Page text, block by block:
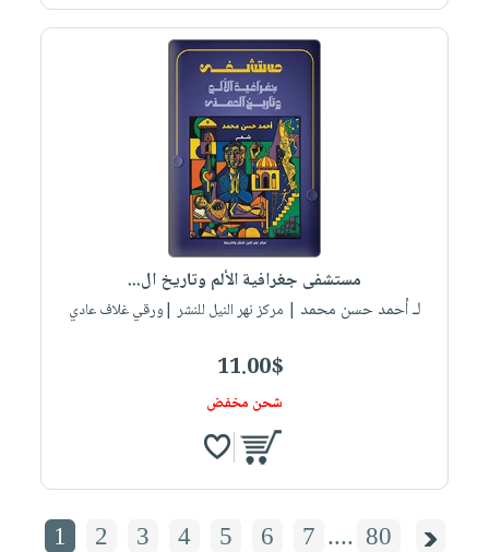
مستشفى جغرافية الألم وتاريخ ال...
لـ أحمد حسن محمد | مركز نهر النيل للنشر |ورقي غلاف عادي
11.00$
شحن مخفض
1 2 3 4 5 6 7 .... 80